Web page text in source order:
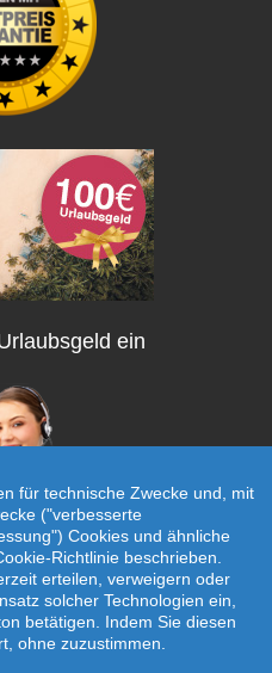
ein
© 2026
Kontakt|Impressum
für technische Zwecke und, mit
("verbesserte
Cookies und ähnliche
Richtlinie beschrieben.
erteilen, verweigern oder
solcher Technologien ein,
betätigen. Indem Sie diesen
ohne zuzustimmen.